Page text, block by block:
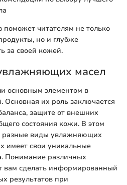
поможет читателям не только
но и глубже
за своей кожей.
масел
основным элементом в
Основная их роль заключается
защите от внешних
состояния кожи. В этом
разные виды увлажняющих
имеет свои уникальные
Понимание различных
вам сделать информированный
результатов при